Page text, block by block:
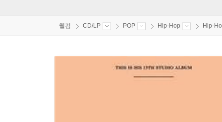
웰컴 CD/LP POP Hip-Hop Hip-